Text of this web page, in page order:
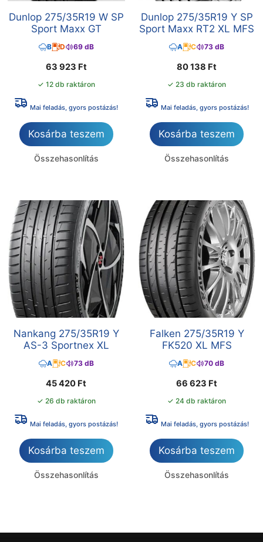
Dunlop 275/35R19 W SP
Sport Maxx GT
B D 69 dB
63 923 Ft
✓ 12 db raktáron
Mai feladás, gyors postázás!
Kosárba teszem
Összehasonlítás
Dunlop 275/35R19 Y SP
Sport Maxx RT2 XL MFS
A C 73 dB
80 138 Ft
✓ 23 db raktáron
Mai feladás, gyors postázás!
Kosárba teszem
Összehasonlítás
Nankang 275/35R19 Y
AS-3 Sportnex XL
A C 73 dB
45 420 Ft
✓ 26 db raktáron
Mai feladás, gyors postázás!
Kosárba teszem
Összehasonlítás
Falken 275/35R19 Y
FK520 XL MFS
A C 70 dB
66 623 Ft
✓ 24 db raktáron
Mai feladás, gyors postázás!
Kosárba teszem
Összehasonlítás